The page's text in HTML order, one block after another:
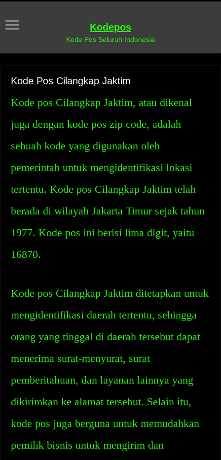
Kodepos
Kode Pos Seluruh Indonesia
Kode Pos Cilangkap Jaktim
Kode pos Cilangkap Jaktim, atau dikenal
juga dengan kode pos zip code, adalah
sebuah kode yang digunakan oleh
pemerintah untuk mengidentifikasi lokasi
tertentu. Kode pos Cilangkap Jaktim telah
berada di wilayah Jakarta Timur sejak tahun
1977. Kode pos ini berisi lima digit, yaitu
16870.
Kode pos Cilangkap Jaktim ditetapkan untuk
mengidentifikasi daerah tertentu, sehingga
orang yang tinggal di daerah tersebut dapat
menerima surat-menyurat, surat
pemberitahuan, dan layanan lainnya yang
dikirimkan ke alamat tersebut. Selain itu,
kode pos juga berguna untuk memudahkan
pemilik bisnis untuk mengirim dan